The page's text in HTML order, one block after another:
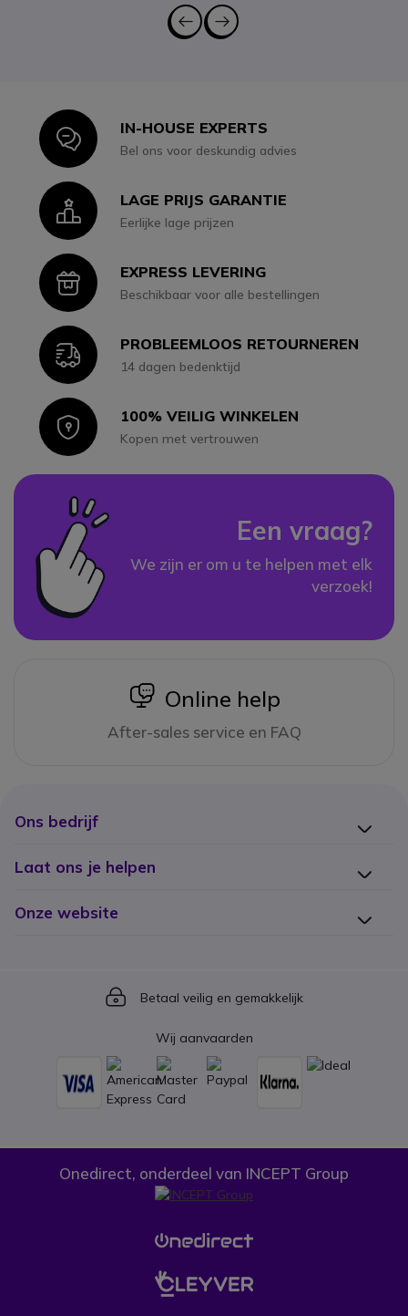
IconIN-HOUSE EXPERTS
Bel ons voor deskundig advies
IconLAGE PRIJS GARANTIE
Eerlijke lage prijzen
IconEXPRESS LEVERING
Beschikbaar voor alle bestellingen
IconPROBLEEMLOOS RETOURNEREN
14 dagen bedenktijd
Icon100% VEILIG WINKELEN
Kopen met vertrouwen
Een vraag?
We zijn er om u te helpen met elk
verzoek!
icon
Online help
After-sales service en FAQ
Ons bedrijf
Laat ons je helpen
Onze website
Icon
Betaal veilig en gemakkelijk
Wij aanvaarden
Onedirect, onderdeel van INCEPT Group